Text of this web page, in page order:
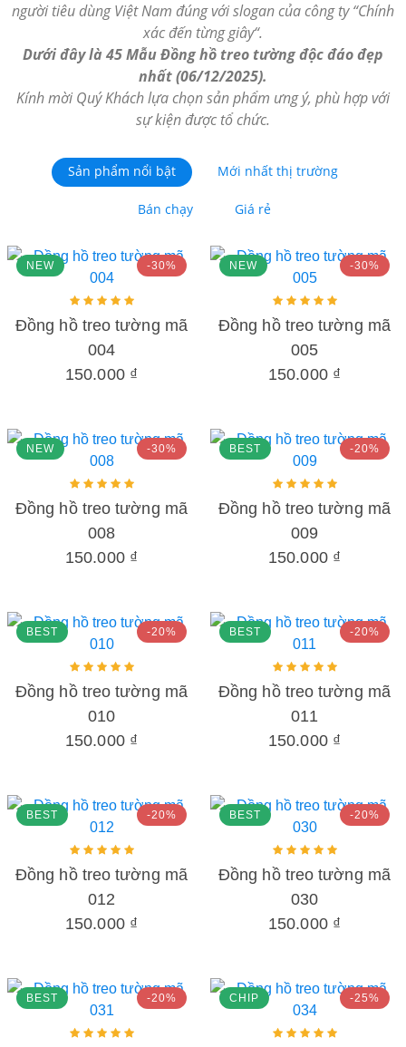
người tiêu dùng Việt Nam đúng với slogan của công ty “Chính
xác đến từng giây“.
Dưới đây là 45 Mẫu Đồng hồ treo tường độc đáo đẹp
nhất (06/12/2025).
Kính mời Quý Khách lựa chọn sản phẩm ưng ý, phù hợp với
sự kiện được tổ chức.
Sản phẩm nổi bật Mới nhất thị trường
Bán chạy Giá rẻ
NEW -30%
Đồng hồ treo tường mã
004
150.000 ₫
NEW -30%
Đồng hồ treo tường mã
005
150.000 ₫
NEW -30%
Đồng hồ treo tường mã
008
150.000 ₫
BEST -20%
Đồng hồ treo tường mã
009
150.000 ₫
BEST -20%
Đồng hồ treo tường mã
010
150.000 ₫
BEST -20%
Đồng hồ treo tường mã
011
150.000 ₫
BEST -20%
Đồng hồ treo tường mã
012
150.000 ₫
BEST -20%
Đồng hồ treo tường mã
030
150.000 ₫
BEST -20% CHIP -25%